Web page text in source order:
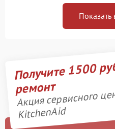
Показать
Получите 1500
ремонт
Акция сервисного
KitchenAid